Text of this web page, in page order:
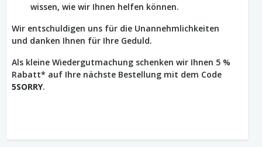
wissen, wie wir Ihnen helfen können.
Wir entschuldigen uns für die Unannehmlichkeiten
und danken Ihnen für Ihre Geduld.
Als kleine Wiedergutmachung schenken wir Ihnen 5 %
Rabatt* auf Ihre nächste Bestellung mit dem Code
5SORRY.